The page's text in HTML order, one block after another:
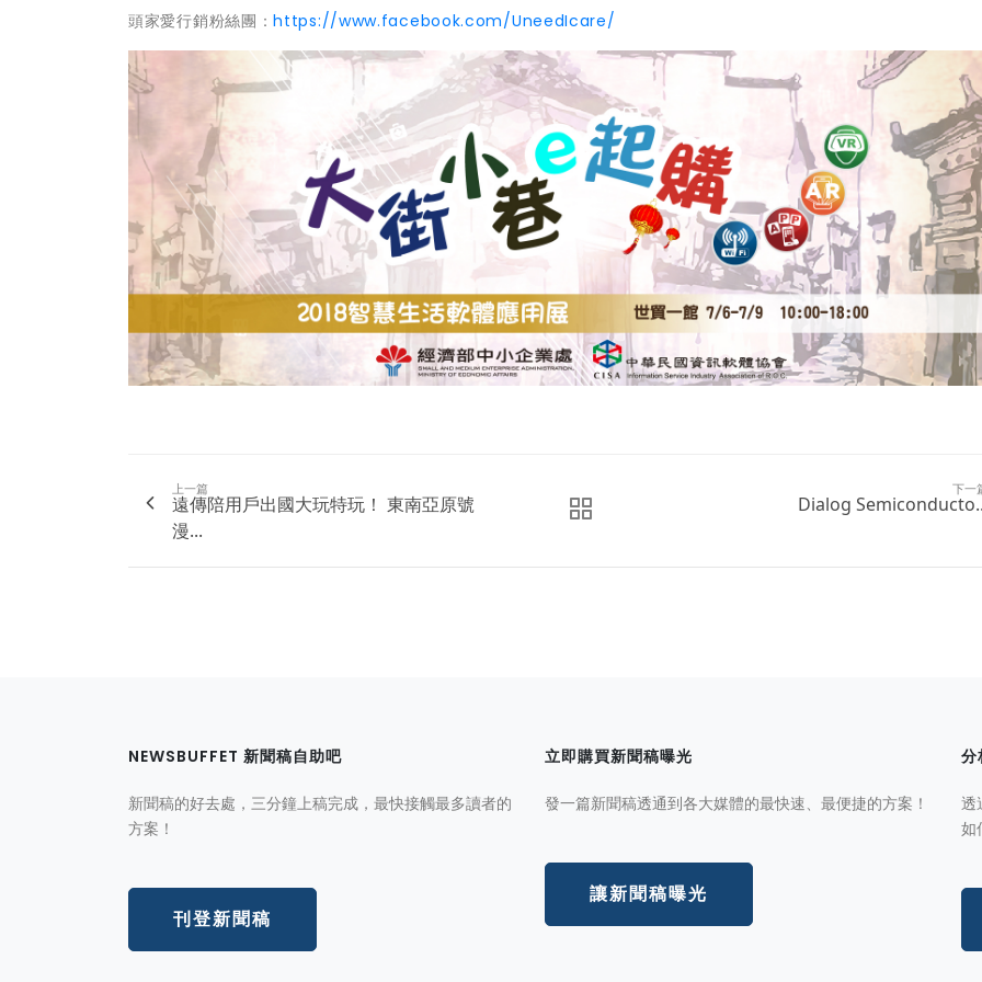
頭家愛行銷粉絲團：https://www.facebook.com/UneedIcare/
上一篇
遠傳陪用戶出國大玩特玩！ 東南亞原號
漫...
下一
Dialog
NEWSBUFFET 新聞稿自助吧
新聞稿的好去處，三分鐘上稿完成，最快接觸最多讀者的
方案！
刊登新聞稿
立即購買新聞稿曝光
發一篇新聞稿透通到各大媒體的最快速、最便捷的方案！
讓新聞稿曝光
分
透
如